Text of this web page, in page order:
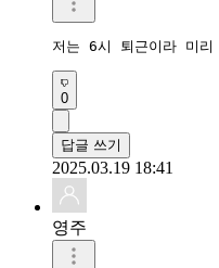
저는 6시 퇴근이라 미
0
답글 쓰기
2025.03.19 18:41
영주